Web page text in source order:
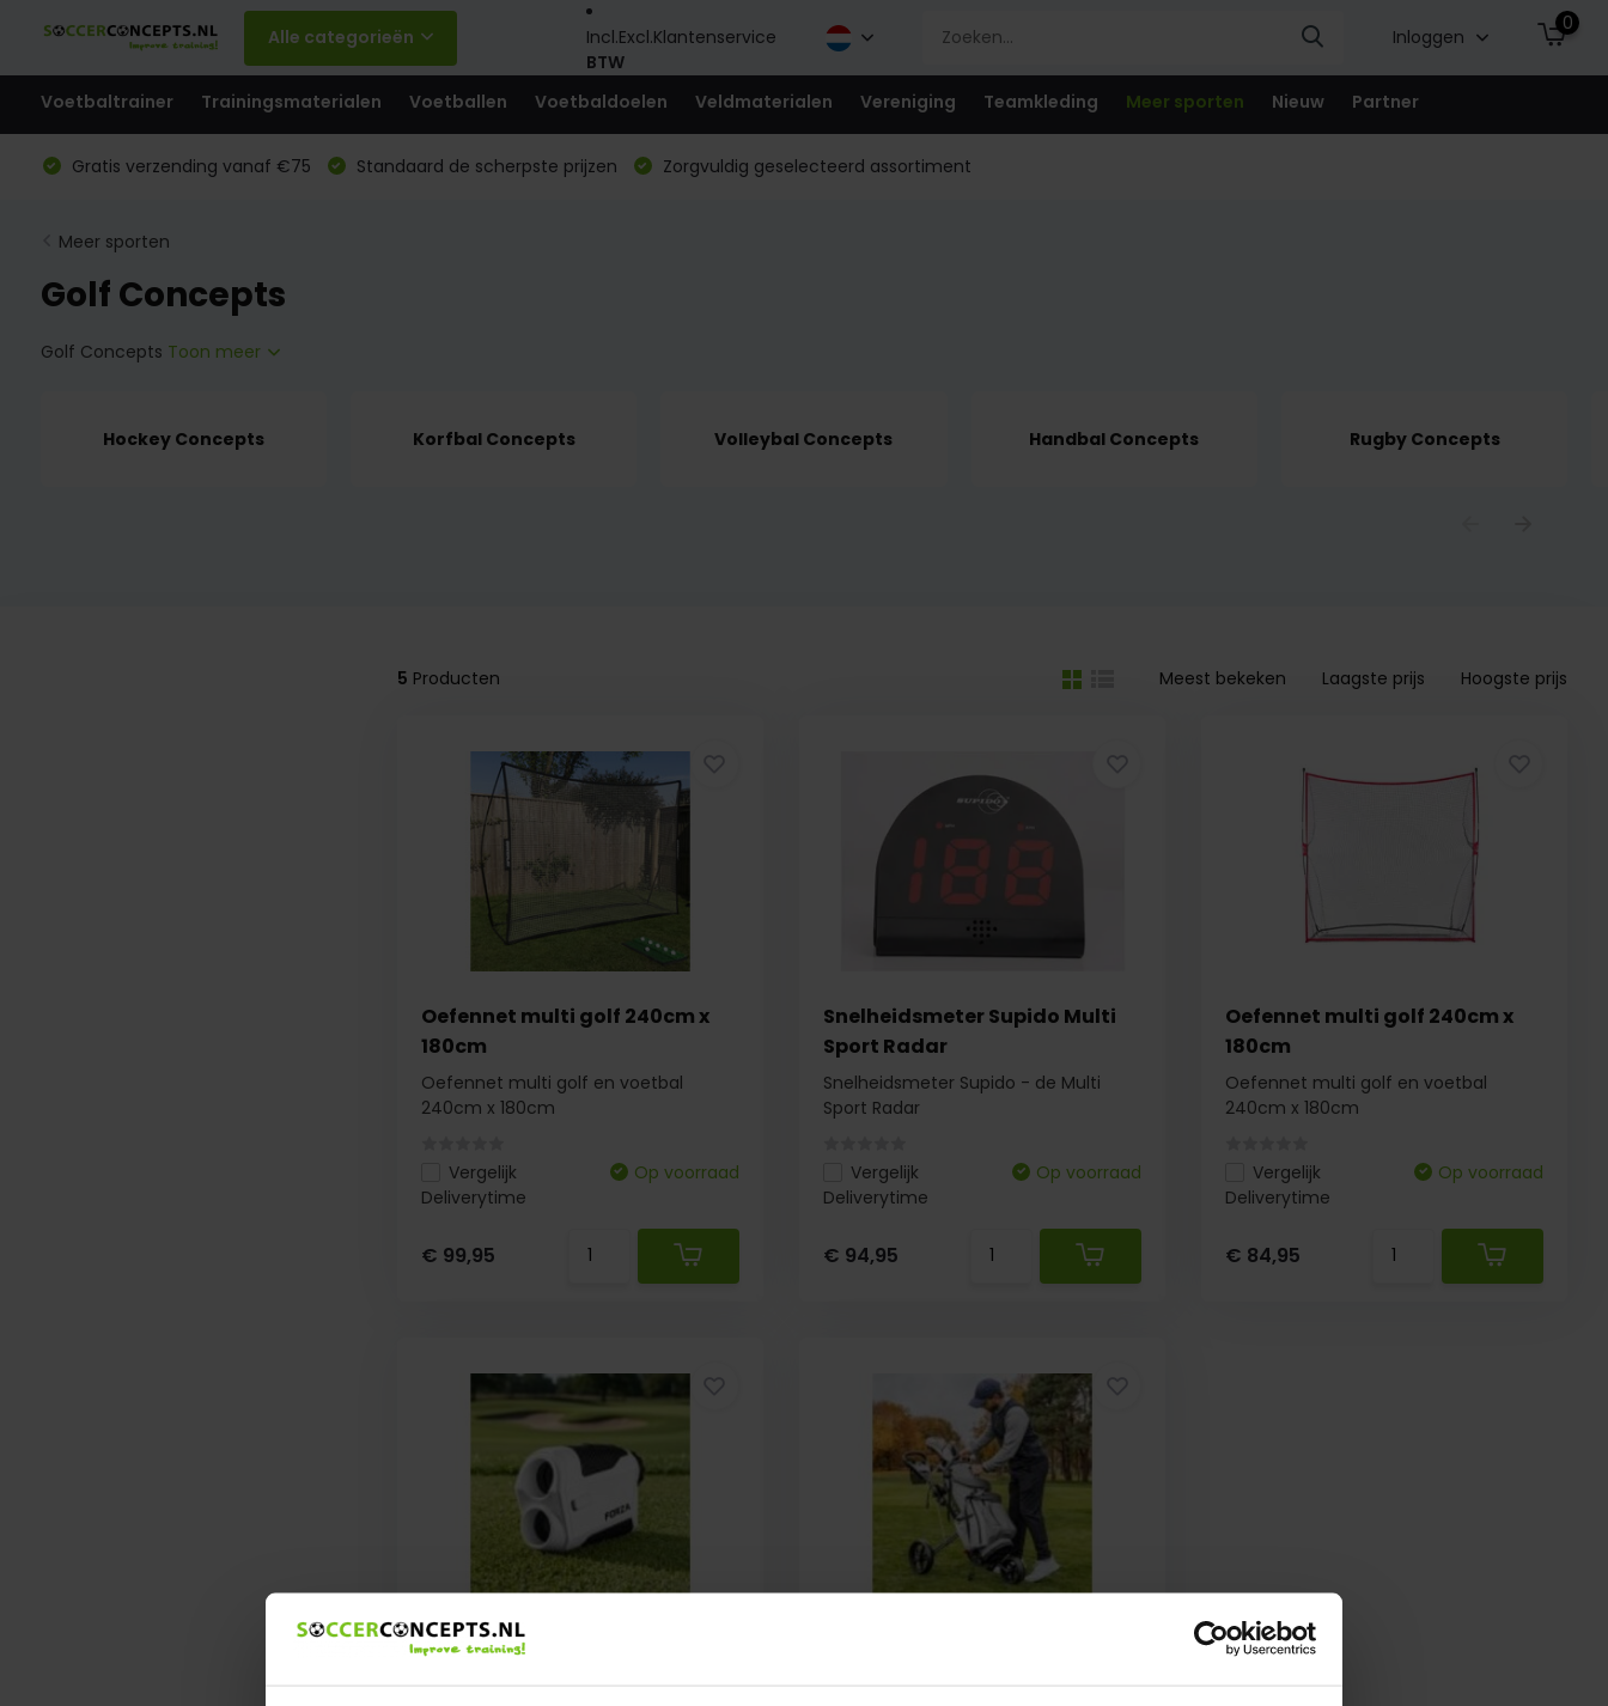
Alle categorieën Incl.Excl.
BTW
Klantenservice Inloggen
0
Voetbaltrainer Trainingsmaterialen Voetballen Voetbaldoelen Veldmaterialen Vereniging Teamkleding Meer sporten Nieuw Partner
Gratis verzending vanaf €75 Standaard de scherpste prijzen Zorgvuldig geselecteerd assortiment
Meer sporten
Golf Concepts
Golf Concepts Toon meer
Hockey Concepts Korfbal Concepts Volleybal Concepts Handbal Concepts Rugby Concepts
5 Producten Meest bekeken Laagste prijs Hoogste prijs
Oefennet multi golf 240cm x
180cm
Oefennet multi golf en voetbal
240cm x 180cm
Vergelijk
Op voorraad
Deliverytime
€ 99,95
Snelheidsmeter Supido Multi
Sport Radar
Snelheidsmeter Supido - de Multi
Sport Radar
Vergelijk
Op voorraad
Deliverytime
€ 94,95
Oefennet multi golf 240cm x
180cm
Oefennet multi golf en voetbal
240cm x 180cm
Vergelijk
Op voorraad
Deliverytime
€ 84,95
Golf Afstandsmeter